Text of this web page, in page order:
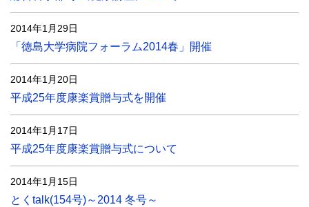
2014年1月29日
「徳島大学病院フォーラム2014春」開催
2014年1月20日
平成25年度康楽賞贈与式を開催
2014年1月17日
平成25年度康楽賞贈与式について
2014年1月15日
とくtalk(154号)～2014 冬号～